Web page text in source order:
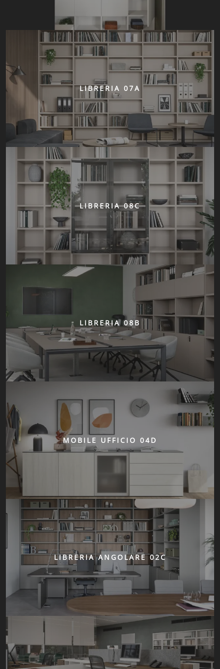
LIBRERIA 07A
LIBRERIA 08C
LIBRERIA 08B
MOBILE UFFICIO 04D
LIBRERIA ANGOLARE 02C